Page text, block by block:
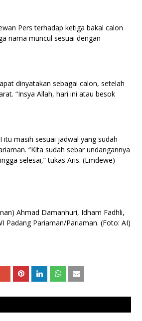
Pers terhadap ketiga bakal calon
nama muncul sesuai dengan
dinyatakan sebagai calon, setelah
“Insya Allah, hari ini atau besok
masih sesuai jadwal yang sudah
“Kita sudah sebar undangannya
selesai,” tukas Aris. (Emdewe)
Ahmad Damanhuri, Idham Fadhli,
Padang Pariaman/Pariaman. (Foto: AI)